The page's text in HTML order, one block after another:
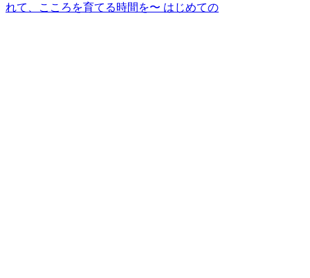
れて、こころを育てる時間を〜 はじめての